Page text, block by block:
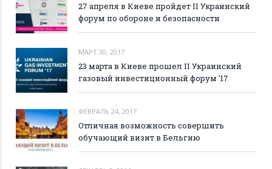
27 апреля в Киеве пройдет II Украинский
форум по обороне и безопасности
МАРТ 30, 2017
23 марта в Киеве прошел II Украинский
газовый инвестиционный форум ’17
ФЕВРАЛЬ 24, 2017
Отличная возможность совершить
обучающий визит в Бельгию